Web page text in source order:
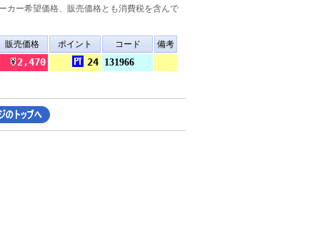
カー希望価格、販売価格とも消費税を含んで
販売価格 ポイント コード 備考
2,470 24 131966